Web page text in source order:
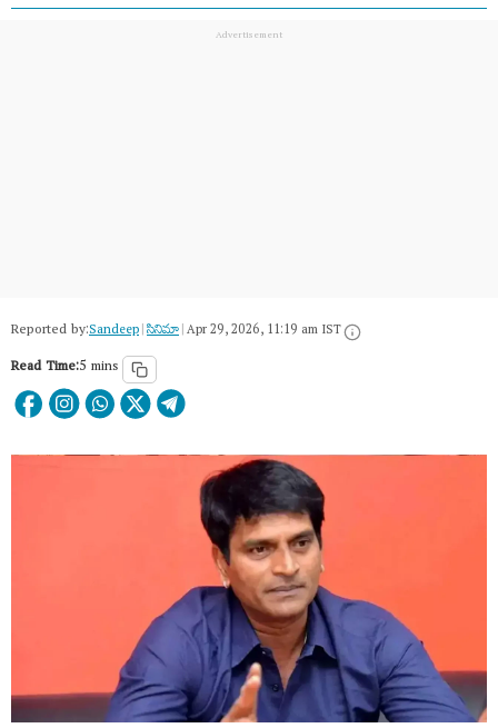
Reported by:Sandeep|సినిమా|Apr 29, 2026, 11:19 am IST
Read Time:5 mins